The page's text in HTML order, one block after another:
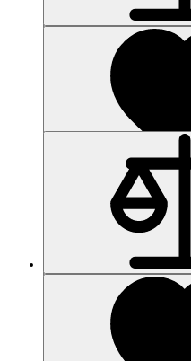
Код товара: 2055-01
6ES7401-1DA01-0AA0